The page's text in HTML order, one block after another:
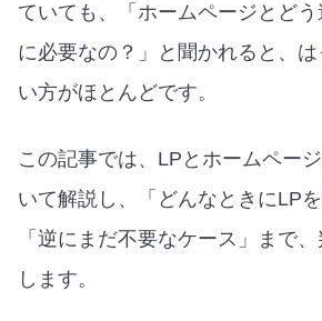
ていても、「ホームページとど
に必要なの？」と聞かれると、
い方がほとんどです。
この記事では、LPとホームペー
いて解説し、「どんなときにLPを
「逆にまだ不要なケース」まで
します。